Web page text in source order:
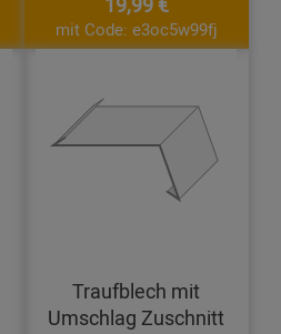
mit Code: e3oc5w99fj
Traufblech mit
Umschlag Zuschnitt